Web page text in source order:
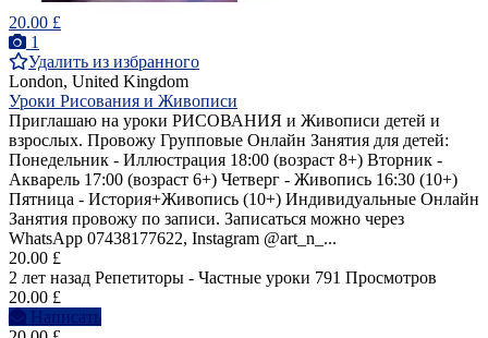
20.00 £
1
Удалить из избранного
London, United Kingdom
Уроки Рисования и Живописи
Приглашаю на уроки РИСОВАНИЯ и Живописи детей и
взрослых. Провожу Групповые Онлайн Занятия для детей:
Понедельник - Иллюстрация 18:00 (возраст 8+) Вторник -
Акварель 17:00 (возраст 6+) Четверг - Живопись 16:30 (10+)
Пятница - История+Живопись (10+) Индивидуальные Онлайн
Занятия провожу по записи. Записаться можно через
WhatsApp 07438177622, Instagram @art_n_...
20.00 £
2 лет назад Репетиторы - Частные уроки 791 Просмотров
20.00 £
Написать